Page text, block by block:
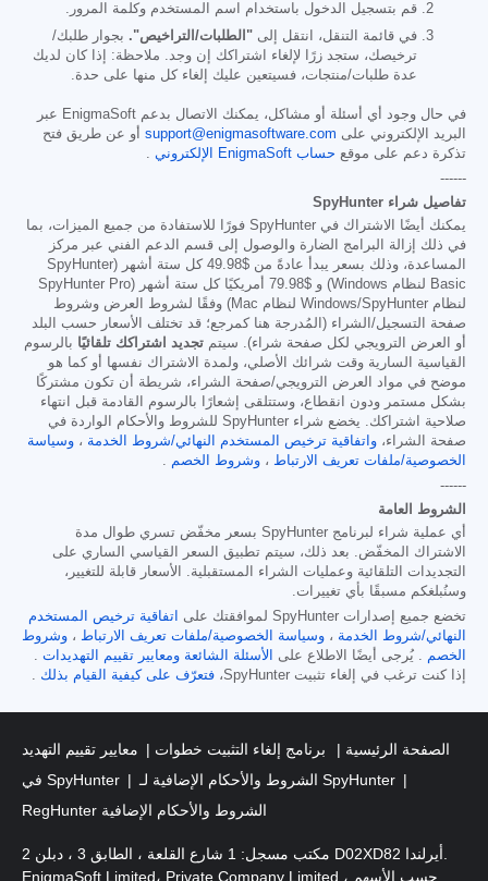
قم بتسجيل الدخول باستخدام اسم المستخدم وكلمة المرور.
في قائمة التنقل، انتقل إلى "الطلبات/التراخيص". بجوار طلبك/
ترخيصك، ستجد زرًا لإلغاء اشتراكك إن وجد. ملاحظة: إذا كان لديك
عدة طلبات/منتجات، فسيتعين عليك إلغاء كل منها على حدة.
في حال وجود أي أسئلة أو مشاكل، يمكنك الاتصال بدعم EnigmaSoft عبر
البريد الإلكتروني على support@enigmasoftware.com أو عن طريق فتح
تذكرة دعم على موقع حساب EnigmaSoft الإلكتروني
------
تفاصيل شراء SpyHunter
يمكنك أيضًا الاشتراك في SpyHunter فورًا للاستفادة من جميع الميزات، بما
في ذلك إزالة البرامج الضارة والوصول إلى قسم الدعم الفني عبر مركز
المساعدة، وذلك بسعر يبدأ عادةً من $49.98
كل ستة أشهر (SpyHunter
Basic لنظام Windows) و
$79.98
أمريكيًا كل ستة أشهر (SpyHunter Pro
لنظام Windows/SpyHunter لنظام Mac) وفقًا لشروط العرض وشروط
صفحة التسجيل/الشراء (المُدرجة هنا كمرجع؛ قد تختلف الأسعار حسب البلد
أو العرض الترويجي لكل صفحة شراء). سيتم تجديد اشتراكك تلقائيًا بالرسوم
القياسية السارية وقت شرائك الأصلي، ولمدة الاشتراك نفسها أو كما هو
موضح في مواد العرض الترويجي/صفحة الشراء، شريطة أن تكون مشتركًا
بشكل مستمر ودون انقطاع، وستتلقى إشعارًا بالرسوم القادمة قبل انتهاء
صلاحية اشتراكك. يخضع شراء SpyHunter للشروط والأحكام الواردة في
صفحة الشراء، واتفاقية ترخيص المستخدم النهائي/شروط الخدمة ، وسياسة
الخصوصية/ملفات تعريف الارتباط ، وشروط الخصم
------
الشروط العامة
أي عملية شراء لبرنامج SpyHunter بسعر مخفّض تسري طوال مدة
الاشتراك المخفّض. بعد ذلك، سيتم تطبيق السعر القياسي الساري على
التجديدات التلقائية وعمليات الشراء المستقبلية. الأسعار قابلة للتغيير،
وسنُبلغكم مسبقًا بأي تغييرات.
تخضع جميع إصدارات SpyHunter لموافقتك على
اتفاقية ترخيص المستخدم
النهائي/شروط الخدمة ، وسياسة الخصوصية/ملفات تعريف الارتباط ، وشروط
الخصم
. يُرجى أيضًا الاطلاع على الأسئلة الشائعة ومعايير تقييم التهديدات
إذا كنت ترغب في إلغاء تثبيت SpyHunter،
فتعرّف على كيفية القيام بذلك
الصفحة الرئيسية برنامج إلغاء التثبيت خطوات
معايير تقييم التهديد
في SpyHunter
الشروط والأحكام الإضافية لـ SpyHunter
RegHunter الشروط والأحكام الإضافية
مكتب مسجل: 1 شارع القلعة ، الطابق 3 ، دبلن 2 D02XD82 أيرلندا.
EnigmaSoft Limited، Private Company Limited حسب الأسهم ،